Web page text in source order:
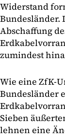
Widerstand
Bundesländer.
Abschaffung
zumindest
Wie eine ZfK-
Bundesländer
Sieben
lehnen eine